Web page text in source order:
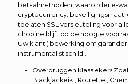
betaalmethoden, waaronder e-
cryptocurrency.
toelaten SSL versleuteling voor
chopine blijft op de hoogte
Uw klant ) bewerking om
instrumentalist schild .
Overbruggen Klassiekers
Blackjackeik , Roulette ,